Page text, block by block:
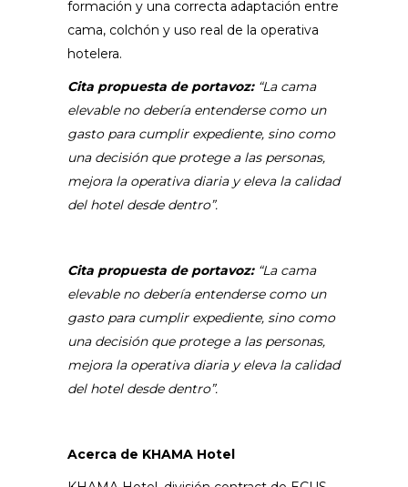
formación y una correcta adaptación entre
cama, colchón y uso real de la operativa
hotelera.
Cita propuesta de portavoz:“La cama
elevable no debería entenderse como un
gasto para cumplir expediente, sino como
una decisión que protege a las personas,
mejora la operativa diaria y eleva la calidad
del hotel desde dentro”.
Cita propuesta de portavoz:“La cama
elevable no debería entenderse como un
gasto para cumplir expediente, sino como
una decisión que protege a las personas,
mejora la operativa diaria y eleva la calidad
del hotel desde dentro”.
Acerca de KHAMA Hotel